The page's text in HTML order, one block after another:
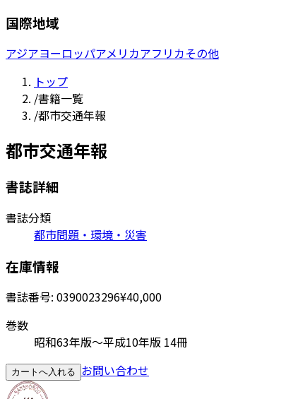
国際地域
アジアヨーロッパアメリカアフリカその他
トップ
/書籍一覧
/都市交通年報
都市交通年報
書誌詳細
書誌分類
都市問題・環境・災害
在庫情報
書誌番号: 0390023296¥40,000
巻数
昭和63年版～平成10年版 14冊
カートへ入れる お問い合わせ